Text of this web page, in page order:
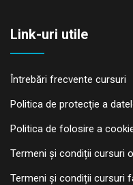
Link-uri utile
Întrebări frecvente cursuri
Politica de protecţie a
Politica de folosire a
Termeni și condiții cursuri
Termeni și condiții cursuri